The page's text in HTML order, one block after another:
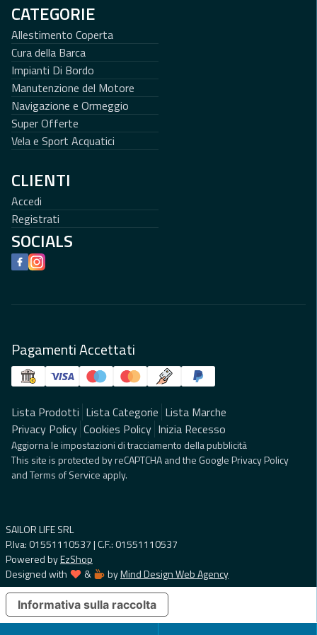
CATEGORIE
Allestimento Coperta
Cura della Barca
Impianti Di Bordo
Manutenzione del Motore
Navigazione e Ormeggio
Super Offerte
Vela e Sport Acquatici
CLIENTI
Accedi
Registrati
SOCIALS
Facebook
Instagram
Pagamenti Accettati
Lista Prodotti Lista Categorie Lista Marche
Privacy Policy Cookies Policy Inizia Recesso
Aggiorna le impostazioni di tracciamento della pubblicità
This site is protected by reCAPTCHA and the GooglePrivacy Policy
andTerms of Service apply.
SAILOR LIFE SRL
P.Iva: 01551110537 | C.F.: 01551110537
Powered byEzShop
Designed with
& byMind Design Web Agency
Informativa sulla raccolta